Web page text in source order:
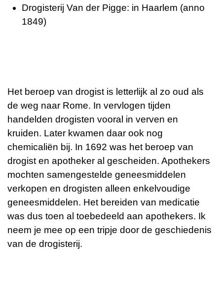
Drogisterij Van der Pigge: in Haarlem (anno
1849)
Het beroep van drogist is letterlijk al zo oud als
de weg naar Rome. In vervlogen tijden
handelden drogisten vooral in verven en
kruiden. Later kwamen daar ook nog
chemicaliën bij. In 1692 was het beroep van
drogist en apotheker al gescheiden. Apothekers
mochten samengestelde geneesmiddelen
verkopen en drogisten alleen enkelvoudige
geneesmiddelen. Het bereiden van medicatie
was dus toen al toebedeeld aan apothekers. Ik
neem je mee op een tripje door de geschiedenis
van de drogisterij.